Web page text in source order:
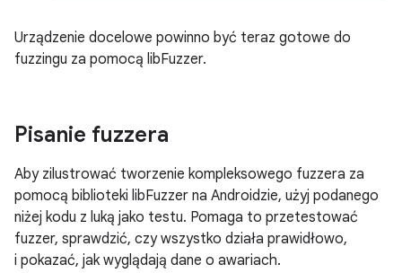
Urządzenie docelowe powinno być teraz gotowe do
fuzzingu za pomocą libFuzzer.
Pisanie fuzzera
Aby zilustrować tworzenie kompleksowego fuzzera za
pomocą biblioteki libFuzzer na Androidzie, użyj podanego
niżej kodu z luką jako testu. Pomaga to przetestować
fuzzer, sprawdzić, czy wszystko działa prawidłowo,
i pokazać, jak wyglądają dane o awariach.